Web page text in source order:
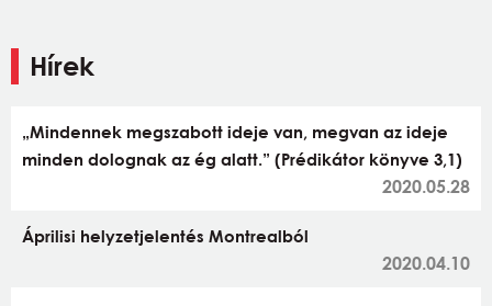
Hírek
„Mindennek megszabott ideje van, megvan az ideje
minden dolognak az ég alatt.” (Prédikátor könyve 3,1)
2020.05.28
Áprilisi helyzetjelentés Montrealból
2020.04.10